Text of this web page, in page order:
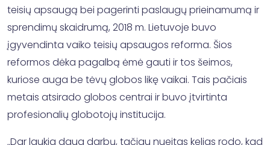
teisių apsaugą bei pagerinti paslaugų prieinamumą ir
sprendimų skaidrumą, 2018 m. Lietuvoje buvo
įgyvendinta vaiko teisių apsaugos reforma. Šios
reformos dėka pagalbą ėmė gauti ir tos šeimos,
kuriose auga be tėvų globos likę vaikai. Tais pačiais
metais atsirado globos centrai ir buvo įtvirtinta
profesionalių globotojų institucija.
„Dar laukia daug darbų, tačiau nueitas kelias rodo, kad